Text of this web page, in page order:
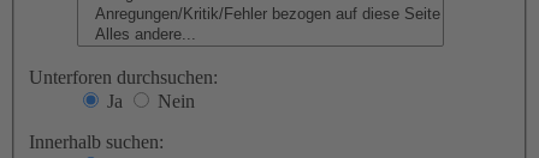
Unterforen durchsuchen:
Ja
Nein
Innerhalb suchen: